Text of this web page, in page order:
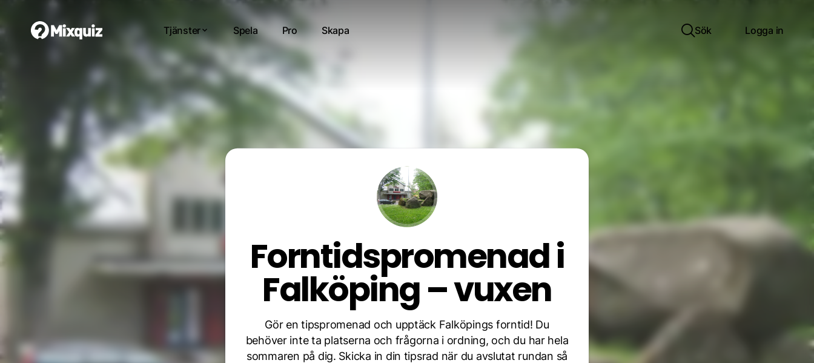
Tjänster Spela Pro Skapa Sök Logga in
Forntidspromenad i
Falköping – vuxen
Gör en tipspromenad och upptäck Falköpings forntid! Du
behöver inte ta platserna och frågorna i ordning, och du har hela
sommaren på dig. Skicka in din tipsrad när du avslutat rundan så